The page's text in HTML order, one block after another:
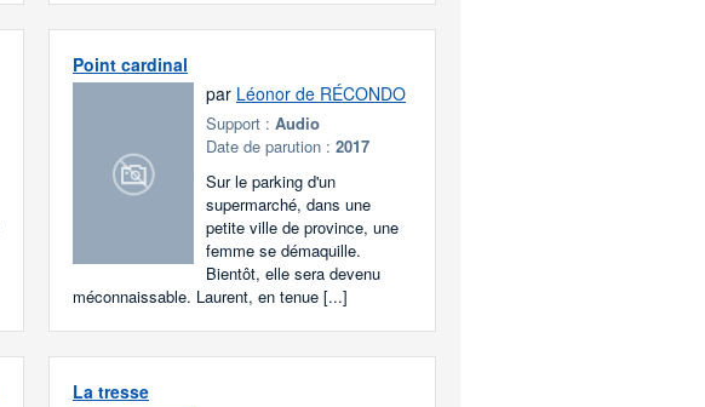
Point cardinal
par Léonor de RÉCONDO
Support : Audio
Date de parution : 2017
Sur le parking d'un
supermarché, dans une
petite ville de province, une
femme se démaquille.
Bientôt, elle sera devenu
méconnaissable. Laurent, en tenue [...]
La tresse